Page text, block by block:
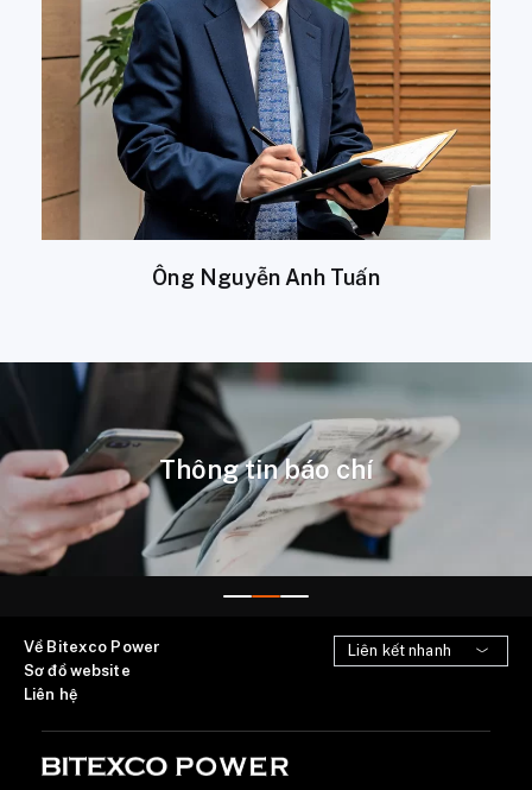
Ông Nguyễn Anh Tuấn
Thông tin báo chí
Về Bitexco Power
Sơ đồ website
Liên hệ